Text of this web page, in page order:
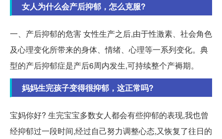
女人为什么会产后抑郁，怎么克服?
一、产后抑郁的危害 女性生产之后,由于性激素、社会角色
及心理变化所带来的身体、情绪、心理等一系列变化。典
型的产后抑郁症是产后6周内发生,可持续整个产褥期。
妈妈生完孩子变得很抑郁，这正常吗?
宝妈你好? 生完宝宝多数女人都会有些抑郁的表现,我也曾
经抑郁过一段时间,经过自己努力调整心态,又恢复了往日的